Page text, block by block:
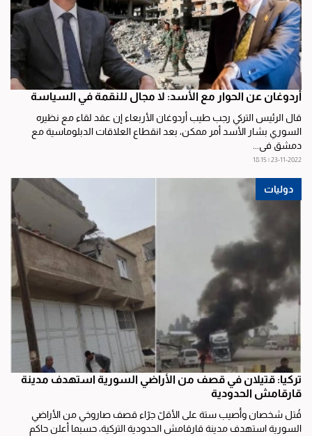
أردوغان عن الحوار مع الأسد: لا مجال للنقمة في السياسة
قال الرئيس التركي رجب طيب أردوغان الأربعاء إن عقد لقاء مع نظيره
السوري بشار الأسد أمر ممكن، بعد انقطاع العلاقات الدبلوماسية مع
دمشق في...
23-11-2022 | 18:15
دوليات
تركيا: قتيلان في قصف من الأراضي السورية استهدف مدينة
قارقامش الحدودية
قُتل شخصان وأُصيب ستة على الأقلّ جرّاء قصف صاروخي من الأراضي
السورية استهدف مدينة قارقامش الحدودية التركية، حسبما أعلن حاكم